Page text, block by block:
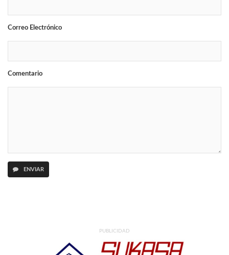
Correo Electrónico
Comentario
ENVIAR
PUBLICIDAD